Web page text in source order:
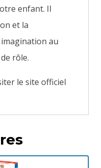
enfant. Il
et la
au
rôle.
le site officiel